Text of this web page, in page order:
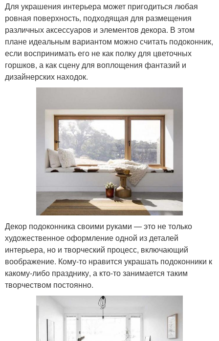
Для украшения интерьера может пригодиться любая
ровная поверхность, подходящая для размещения
различных аксессуаров и элементов декора. В этом
плане идеальным вариантом можно считать подоконник,
если воспринимать его не как полку для цветочных
горшков, а как сцену для воплощения фантазий и
дизайнерских находок.
Декор подоконника своими руками — это не только
художественное оформление одной из деталей
интерьера, но и творческий процесс, включающий
воображение. Кому-то нравится украшать подоконники к
какому-либо празднику, а кто-то занимается таким
творчеством постоянно.